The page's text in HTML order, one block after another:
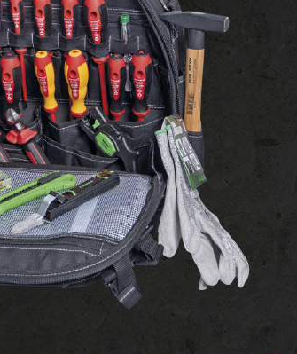
pour éclairage de chantier
Voir le site web du fournisseur
erreur